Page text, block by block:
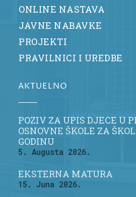
ONLINE NASTAVA
JAVNE NABAVKE
PROJEKTI
PRAVILNICI I UREDBE
AKTUELNO
POZIV ZA UPIS DJECE U
OSNOVNE ŠKOLE ZA
GODINU
5. Augusta 2026.
EKSTERNA MATURA
15. Juna 2026.